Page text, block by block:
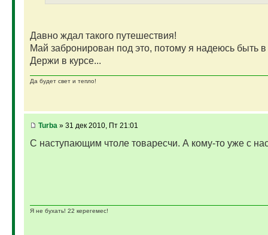
Давно ждал такого путешествия!
Май забронирован под это, потому я надеюсь быть в
Держи в курсе...
Да будет свет и тепло!
Turba » 31 дек 2010, Пт 21:01
С наступающим чтоле товаресчи. А кому-то уже с
Я не бухать! 22 керегемес!